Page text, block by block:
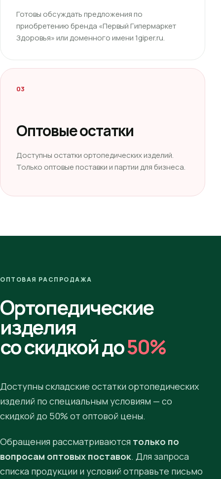
Готовы обсуждать предложения по
приобретению бренда «Первый Гипермаркет
Здоровья» или доменного имени 1giper.ru.
03
Оптовые остатки
Доступны остатки ортопедических изделий.
Только оптовые поставки и партии для бизнеса.
ОПТОВАЯ РАСПРОДАЖА
Ортопедические
изделия
со скидкой до50%
Доступны складские остатки ортопедических
изделий по специальным условиям — со
скидкой до 50% от оптовой цены.
Обращения рассматриваются только по
вопросам оптовых поставок. Для запроса
списка продукции и условий отправьте письмо